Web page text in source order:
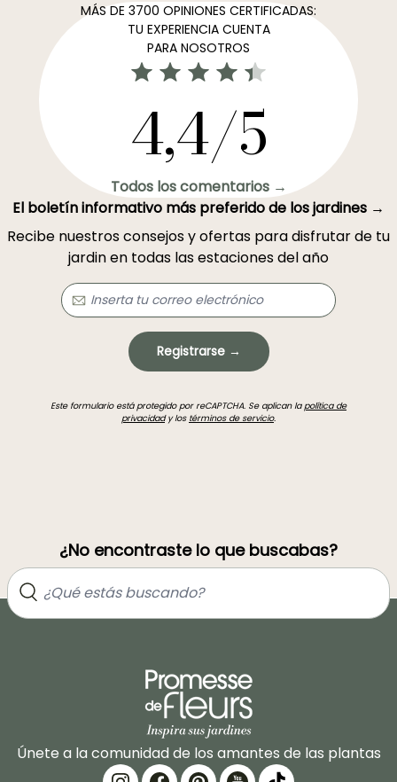
MÁS DE 3700 OPINIONES CERTIFICADAS:
TU EXPERIENCIA CUENTA
PARA NOSOTROS
4,4/5
Todos los comentarios →
El boletín informativo más preferido de los jardines →
Recibe nuestros consejos y ofertas para disfrutar de tu
jardin en todas las estaciones del año
Registrarse →
Este formulario está protegido por reCAPTCHA. Se aplican lapolítica de
privacidady los términos de servicio.
¿No encontraste lo que buscabas?
Únete a la comunidad de los amantes de las plantas